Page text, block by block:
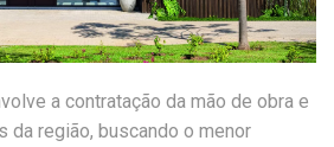
a contratação da mão de obra e
da região, buscando o menor